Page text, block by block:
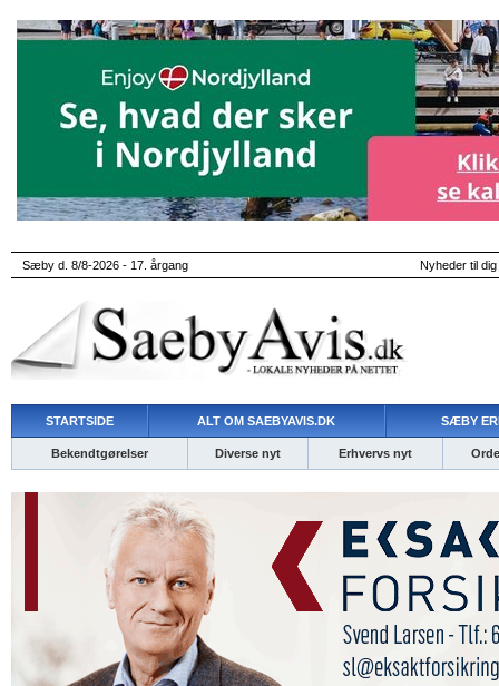
Sæby d. 8/8-2026 - 17. årgang Nyheder til
STARTSIDE ALT OM SAEBYAVIS.DK SÆBY
Bekendtgørelser Diverse nyt Erhvervs nyt